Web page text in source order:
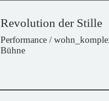
Revolution der Stille
Performance /
Bühne